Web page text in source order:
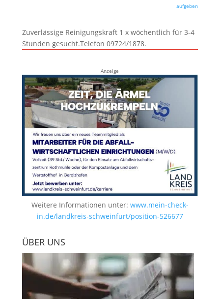
aufgeben
Zuverlässige Reinigungskraft 1 x wöchentlich für 3-4
Stunden gesucht.Telefon 09724/1878.
Anzeige
Weitere Informationen unter: www.mein-check-
in.de/landkreis-schweinfurt/position-526677
ÜBER UNS